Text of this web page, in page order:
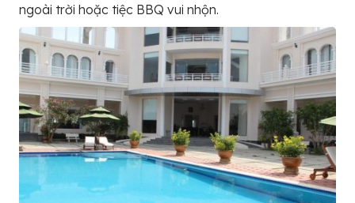
ngoài trời hoặc tiệc BBQ vui nhộn.